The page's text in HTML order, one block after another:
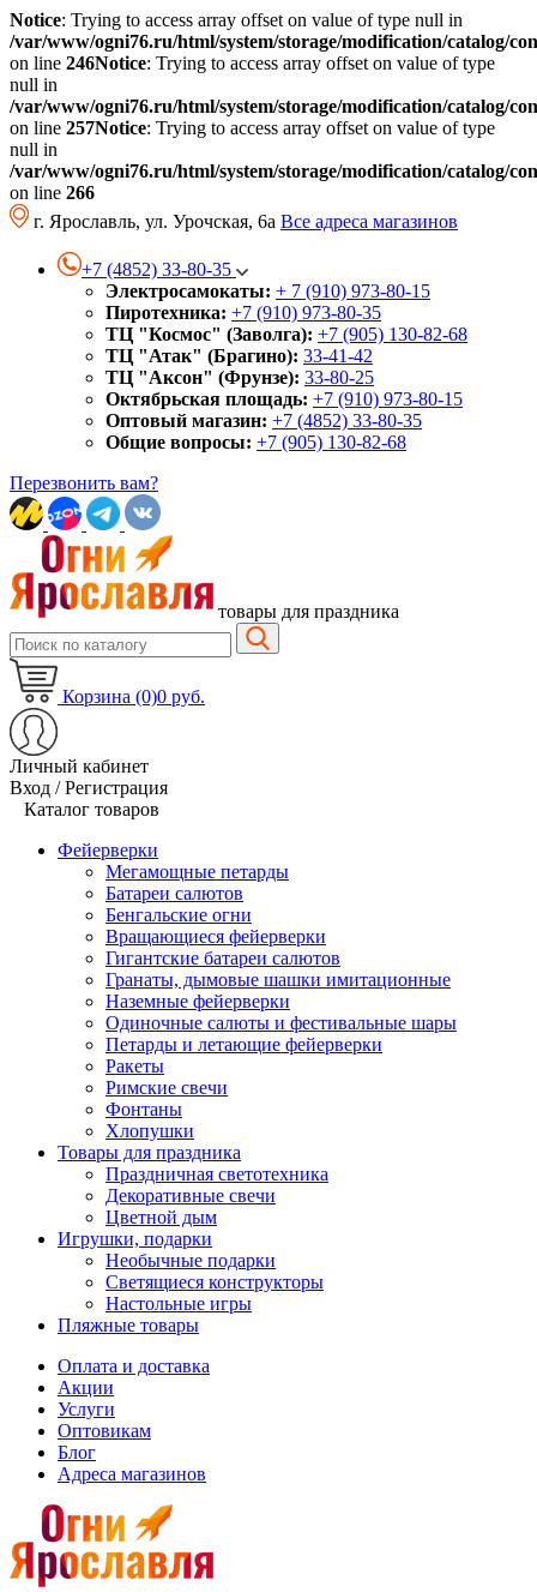
Notice: Trying to access array offset on value of type null in
/var/www/ogni76.ru/html/system/storage/modification/catalog/
on line 246Notice: Trying to access array offset on value of type
null in
/var/www/ogni76.ru/html/system/storage/modification/catalog/
on line 257Notice: Trying to access array offset on value of type
null in
/var/www/ogni76.ru/html/system/storage/modification/catalog/
on line 266
г. Ярославль, ул. Урочская, 6а Все адреса магазинов
+7 (4852) 33-80-35
Электросамокаты: + 7 (910) 973-80-15
Пиротехника: +7 (910) 973-80-35
ТЦ "Космос" (Заволга): +7 (905) 130-82-68
ТЦ "Атак" (Брагино): 33-41-42
ТЦ "Аксон" (Фрунзе): 33-80-25
Октябрьская площадь: +7 (910) 973-80-15
Оптовый магазин: +7 (4852) 33-80-35
Общие вопросы: +7 (905) 130-82-68
Перезвонить вам?
товары для праздника
Корзина (0)0 руб.
Личный кабинет
Вход / Регистрация
Каталог товаров
Фейерверки
Мегамощные петарды
Батареи салютов
Бенгальские огни
Вращающиеся фейерверки
Гигантские батареи салютов
Гранаты, дымовые шашки имитационные
Наземные фейерверки
Одиночные салюты и фестивальные шары
Петарды и летающие фейерверки
Ракеты
Римские свечи
Фонтаны
Хлопушки
Товары для праздника
Праздничная светотехника
Декоративные свечи
Цветной дым
Игрушки, подарки
Необычные подарки
Светящиеся конструкторы
Настольные игры
Пляжные товары
Оплата и доставка
Акции
Услуги
Оптовикам
Блог
Адреса магазинов